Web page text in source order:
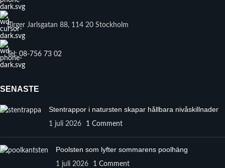
Birger Jarlsgatan 88, 114 20 Stockholm
Tel: 08-756 73 02
SENASTE
Stentrappor i natursten skapar hållbara nivåskillnader
1 juli 2026 1 Comment
Poolsten som lyfter sommarens poolhäng
1 juli 2026 1 Comment